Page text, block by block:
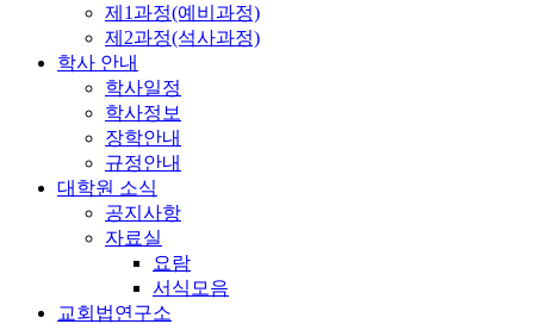
제1과정(예비과정)
제2과정(석사과정)
학사 안내
학사일정
학사정보
장학안내
규정안내
대학원 소식
공지사항
자료실
요람
서식모음
교회법연구소